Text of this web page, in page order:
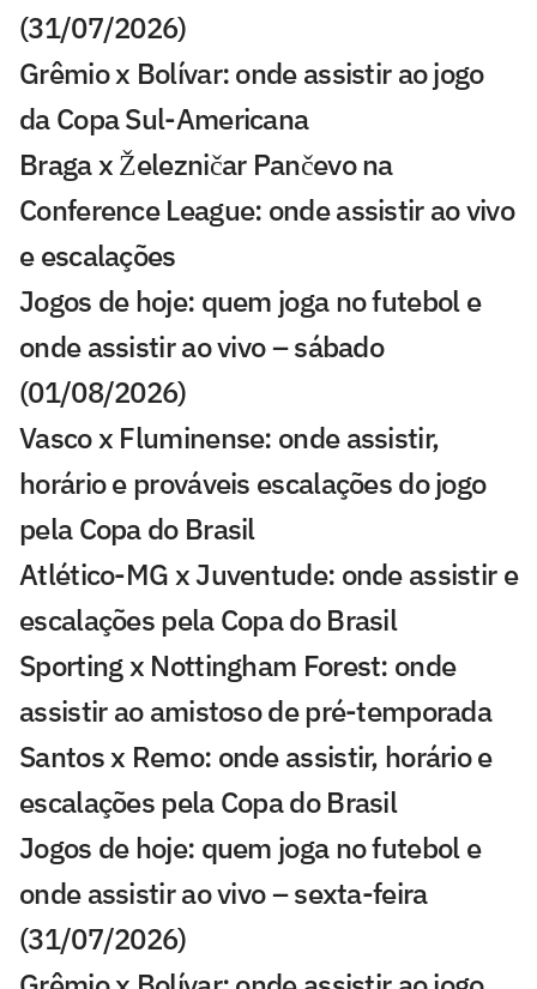
(31/07/2026)
Grêmio x Bolívar: onde assistir ao jogo
da Copa Sul-Americana
Braga x Železničar Pančevo na
Conference League: onde assistir ao vivo
e escalações
Jogos de hoje: quem joga no futebol e
onde assistir ao vivo – sábado
(01/08/2026)
Vasco x Fluminense: onde assistir,
horário e prováveis escalações do jogo
pela Copa do Brasil
Atlético-MG x Juventude: onde assistir e
escalações pela Copa do Brasil
Sporting x Nottingham Forest: onde
assistir ao amistoso de pré-temporada
Santos x Remo: onde assistir, horário e
escalações pela Copa do Brasil
Jogos de hoje: quem joga no futebol e
onde assistir ao vivo – sexta-feira
(31/07/2026)